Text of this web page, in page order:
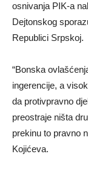
osnivanja PIK-a
Dejtonskog
Republici Srpskoj.
“Bonska
ingerencije, a
da protivpravno
preostraje ništa
prekinu to pravno
Kojićeva.